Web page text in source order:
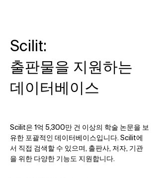
Scilit:
출판물을 지원하는
데이터베이스
Scilit은 1억 5,300만 건 이상의 학술 논문을 보
유한 포괄적인 데이터베이스입니다. Scilit에
서 직접 검색할 수 있으며, 출판사, 저자, 기관
을 위한 다양한 기능도 지원합니다.